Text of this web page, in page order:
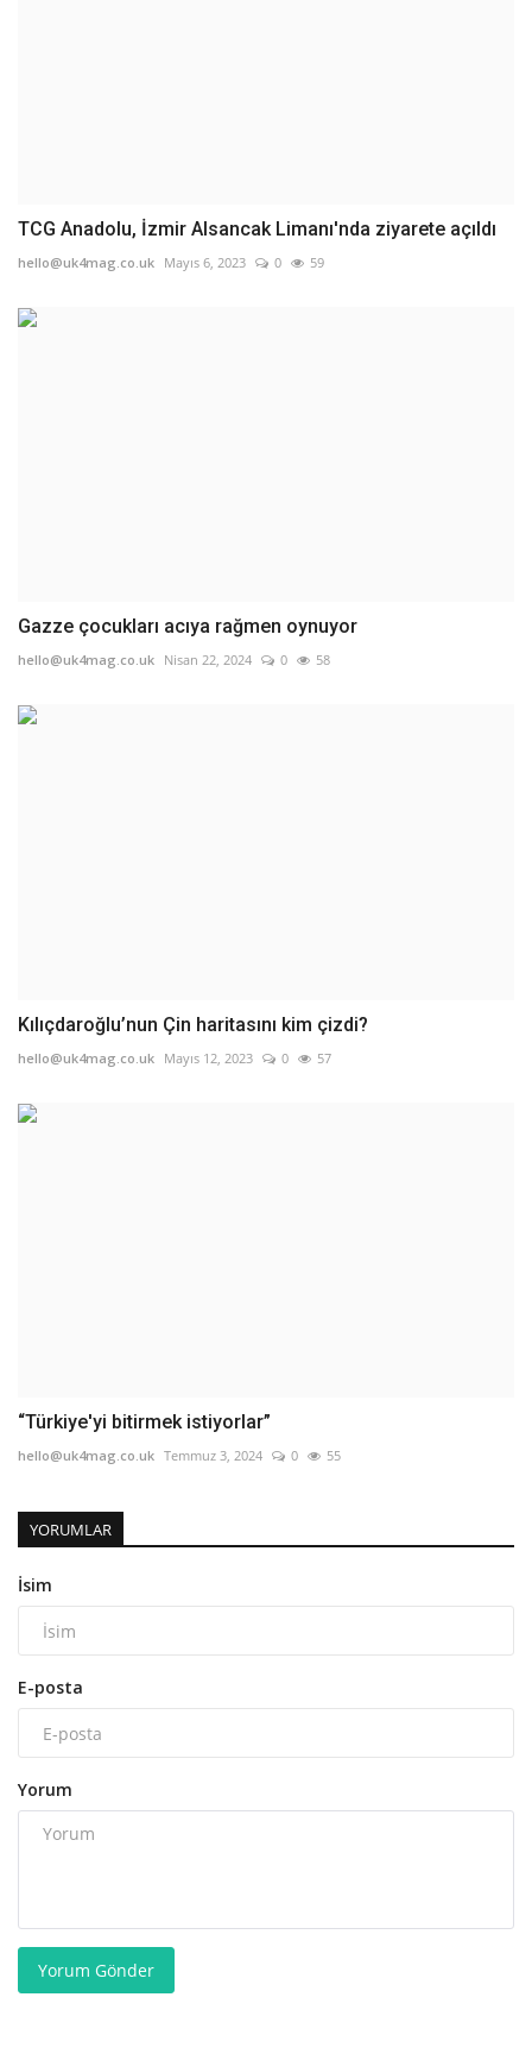
TCG Anadolu, İzmir Alsancak Limanı'nda ziyarete açıldı
hello@uk4mag.co.uk Mayıs 6, 2023 0 59
Gazze çocukları acıya rağmen oynuyor
hello@uk4mag.co.uk Nisan 22, 2024 0 58
Kılıçdaroğlu’nun Çin haritasını kim çizdi?
hello@uk4mag.co.uk Mayıs 12, 2023 0 57
“Türkiye'yi bitirmek istiyorlar”
hello@uk4mag.co.uk Temmuz 3, 2024 0 55
YORUMLAR
İsim
E-posta
Yorum
Yorum Gönder